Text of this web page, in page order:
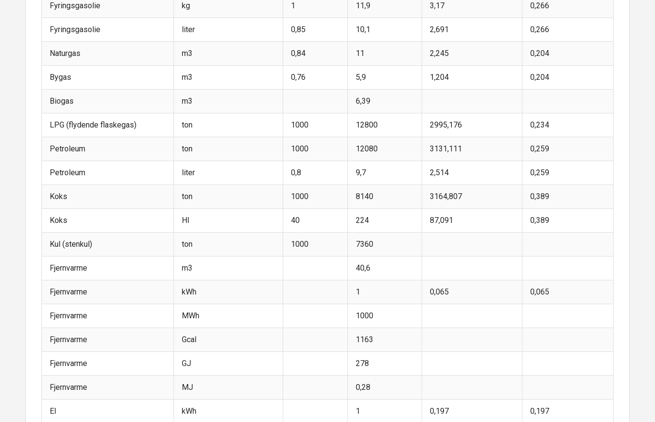
Fyringsgasolie kg 1 11,9 3,17 0,266
Fyringsgasolie liter 0,85 10,1 2,691 0,266
Naturgas m3 0,84 11 2,245 0,204
Bygas m3 0,76 5,9 1,204 0,204
Biogas m3 6,39
LPG (flydende flaskegas) ton 1000 12800 2995,176 0,234
Petroleum ton 1000 12080 3131,111 0,259
Petroleum liter 0,8 9,7 2,514 0,259
Koks ton 1000 8140 3164,807 0,389
Koks Hl 40 224 87,091 0,389
Kul (stenkul) ton 1000 7360
Fjernvarme m3 40,6
Fjernvarme kWh 1 0,065 0,065
Fjernvarme MWh 1000
Fjernvarme Gcal 1163
Fjernvarme GJ 278
Fjernvarme MJ 0,28
El kWh 1 0,197 0,197